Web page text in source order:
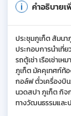
คำอธิบายเ
ประชุมภูเก็ต สัมนา
ประกอบการนำเที่
รถตู้เช่า เรือเช่าเ
ภูเก็ต มัคคุเทศก์ท้
กอล์ฟ ตั๋วเครื่องบิ
นวดสปา ภูเก็ต กิจ
ทางวัฒนธรรมแล